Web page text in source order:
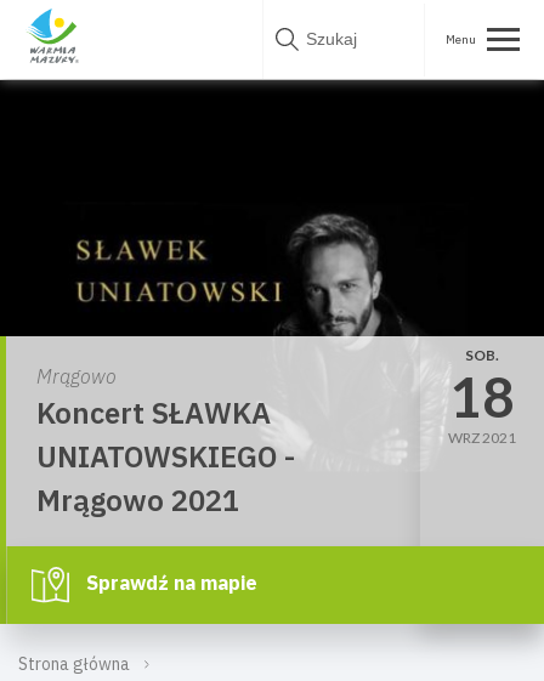
Skip
Strona główna
Mrągowo
Koncert SŁAWKA
UNIATOWSKIEGO -
Mrągowo 2021
SOB.
18
WRZ 2021
Sprawdź na mapie